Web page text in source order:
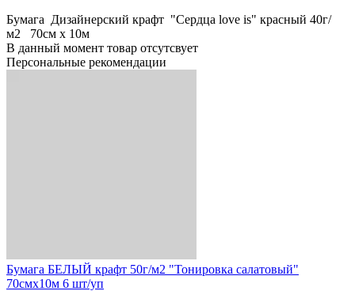
Бумага Дизайнерский крафт "Сердца love is" красный 40г/
м2 70см х 10м
В данный момент товар отсутсвует
Персональные рекомендации
Бумага БЕЛЫЙ крафт 50г/м2 "Тонировка салатовый"
70смх10м 6 шт/уп